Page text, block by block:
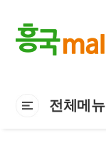
전체메뉴